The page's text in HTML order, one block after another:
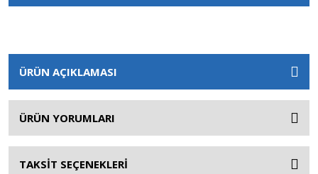
ÜRÜN AÇIKLAMASI
ÜRÜN YORUMLARI
TAKSİT SEÇENEKLERİ